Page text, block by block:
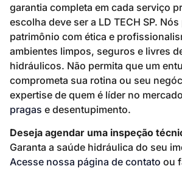
garantia completa em cada serviço
escolha deve ser a LD TECH SP.
patrimônio com ética e
ambientes limpos, seguros e livres
hidráulicos. Não permita que um
comprometa sua rotina ou seu
expertise de quem é líder no
pragas e desentupimento.
Deseja agendar uma inspeção
Garanta a saúde hidráulica do seu
Acesse nossa página de contato ou